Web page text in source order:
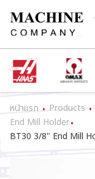
หน้าแรก • Products •
End Mill Holder•
BT30 3/8" End Mill